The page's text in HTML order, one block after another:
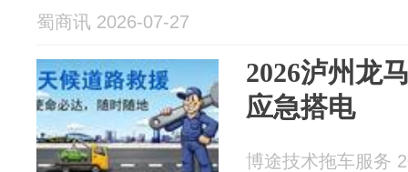
蜀商讯 2026-07-27
2026泸州龙
应急搭电
博途技术拖车服务